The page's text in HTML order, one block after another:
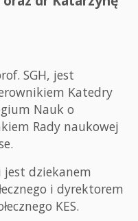
SGH, jest
Katedry
Nauk o
Rady naukowej
jest dziekanem
i dyrektorem
KES.